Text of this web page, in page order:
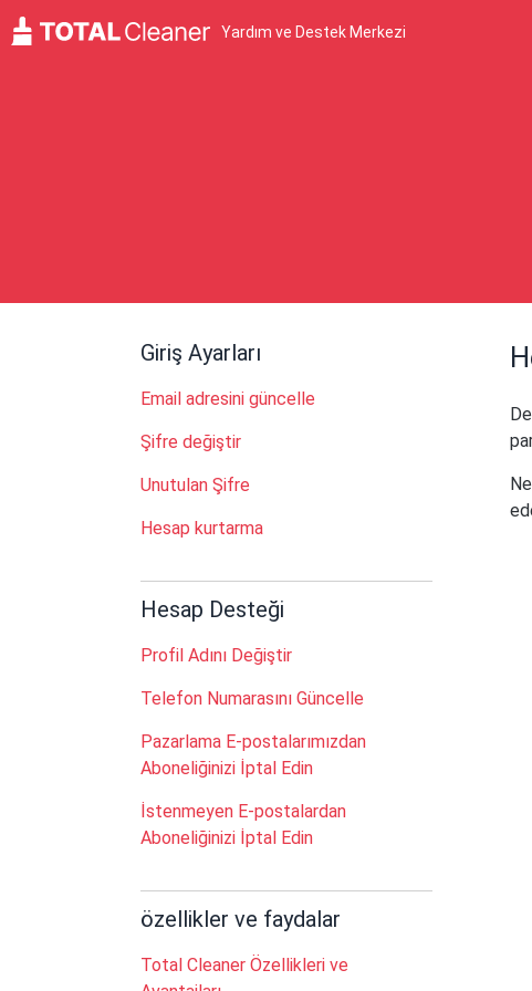
Yardım ve Destek Merkezi
Giriş Ayarları
Email adresini güncelle
Şifre değiştir
Unutulan Şifre
Hesap kurtarma
Hesap Desteği
Profil Adını Değiştir
Telefon Numarasını Güncelle
Pazarlama E-postalarımızdan
Aboneliğinizi İptal Edin
İstenmeyen E-postalardan
Aboneliğinizi İptal Edin
özellikler ve faydalar
Total Cleaner Özellikleri ve